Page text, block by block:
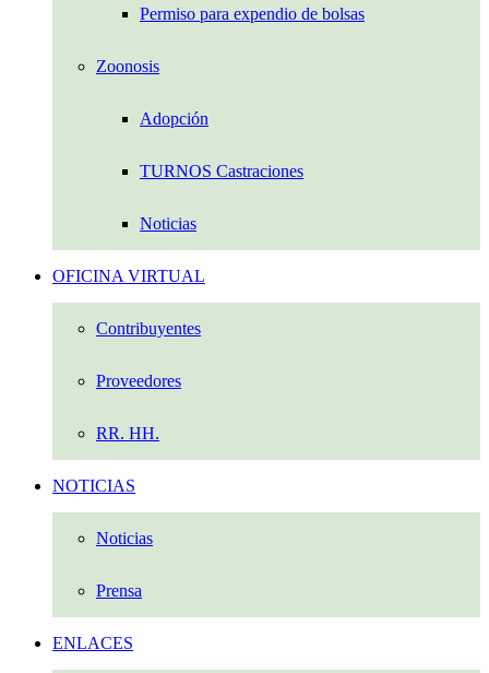
Permiso para expendio de bolsas
Zoonosis
Adopción
TURNOS Castraciones
Noticias
OFICINA VIRTUAL
Contribuyentes
Proveedores
RR. HH.
NOTICIAS
Noticias
Prensa
ENLACES